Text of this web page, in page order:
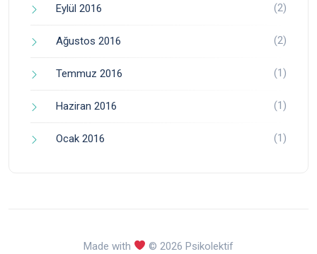
Eylül 2016 (2)
Ağustos 2016 (2)
Temmuz 2016 (1)
Haziran 2016 (1)
Ocak 2016 (1)
Made with © 2026 Psikolektif